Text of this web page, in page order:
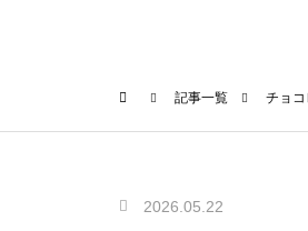
記事一覧 チョコ
2026.05.22